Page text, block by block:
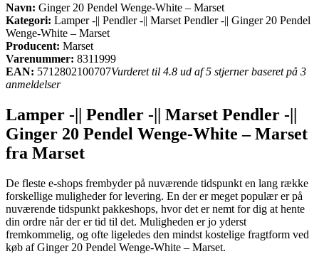
Navn: Ginger 20 Pendel Wenge-White – Marset
Kategori: Lamper -|| Pendler -|| Marset Pendler -|| Ginger 20 Pendel
Wenge-White – Marset
Producent: Marset
Varenummer: 8311999
EAN: 5712802100707Vurderet til 4.8 ud af 5 stjerner baseret på 3
anmeldelser
Lamper -|| Pendler -|| Marset Pendler -||
Ginger 20 Pendel Wenge-White – Marset
fra Marset
De fleste e-shops frembyder på nuværende tidspunkt en lang række
forskellige muligheder for levering. En der er meget populær er på
nuværende tidspunkt pakkeshops, hvor det er nemt for dig at hente
din ordre når der er tid til det. Muligheden er jo yderst
fremkommelig, og ofte ligeledes den mindst kostelige fragtform ved
køb af Ginger 20 Pendel Wenge-White – Marset.